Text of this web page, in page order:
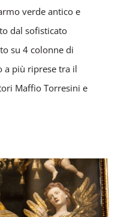
verde antico e
dal sofisticato
su 4 colonne di
a più riprese tra il
Maffio Torresini e